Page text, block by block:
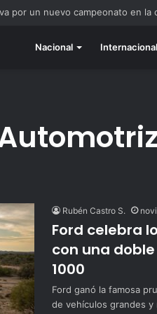
todo listo para la gran final del
Nacional Internacional
Rubén Castro S.
Ford celebra
con una
1000
Ford ganó la famosa
de vehículos grandes